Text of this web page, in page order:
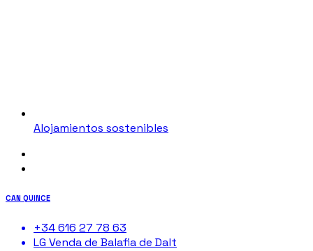
Alojamientos sostenibles
CAN QUINCE
+34 616 27 78 63
LG Venda de Balafia de Dalt